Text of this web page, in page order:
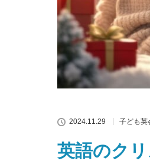
2024.11.29 子ども英
英語のク